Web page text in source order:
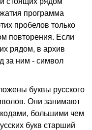
программа
пробелов только
повторения. Если
рядом, в архив
за ним - символ
буквы русского
Они занимают
большими чем
букв старший